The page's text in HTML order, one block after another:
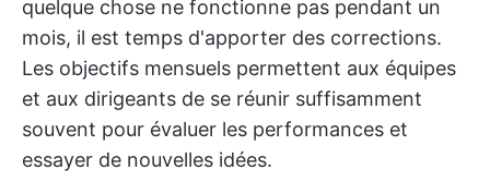
quelque chose ne fonctionne pas pendant un
mois, il est temps d'apporter des corrections.
Les objectifs mensuels permettent aux équipes
et aux dirigeants de se réunir suffisamment
souvent pour évaluer les performances et
essayer de nouvelles idées.